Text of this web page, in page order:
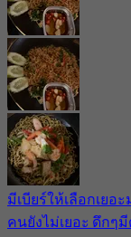
มีเบียร์ให้เลือกเย
คนยังไม่เยอะ ดึกๆ